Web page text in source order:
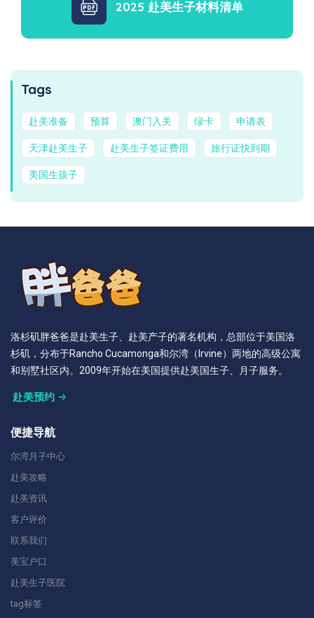
2025 赴美生子材料清单
Tags
赴美准备 预算 澳门入关 绿卡 申请表
天津赴美生子 赴美生子签证费用 旅行证快到期
美国生孩子
洛杉矶胖爸爸是赴美生子、赴美产子的著名机构，总部位于美国洛
杉矶，分布于Rancho Cucamonga和尔湾（Irvine）两地的高级公寓
和别墅社区内。2009年开始在美国提供赴美国生子、月子服务。
赴美预约
便捷导航
尔湾月子中心
赴美攻略
赴美资讯
客户评价
联系我们
美宝户口
赴美生子医院
tag标签